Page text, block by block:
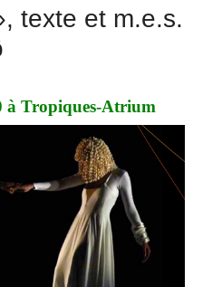
texte et m.e.s.
à Tropiques-Atrium